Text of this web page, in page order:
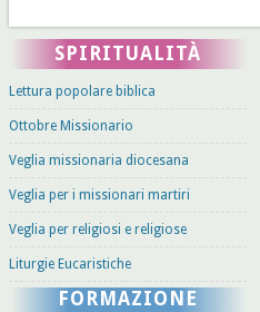
SPIRITUALITÀ
Lettura popolare biblica
Ottobre Missionario
Veglia missionaria diocesana
Veglia per i missionari martiri
Veglia per religiosi e religiose
Liturgie Eucaristiche
FORMAZIONE